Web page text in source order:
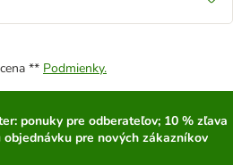
** Podmienky.
ponuky pre odberateľov; 10 % zľava
objednávku pre nových zákazníkov